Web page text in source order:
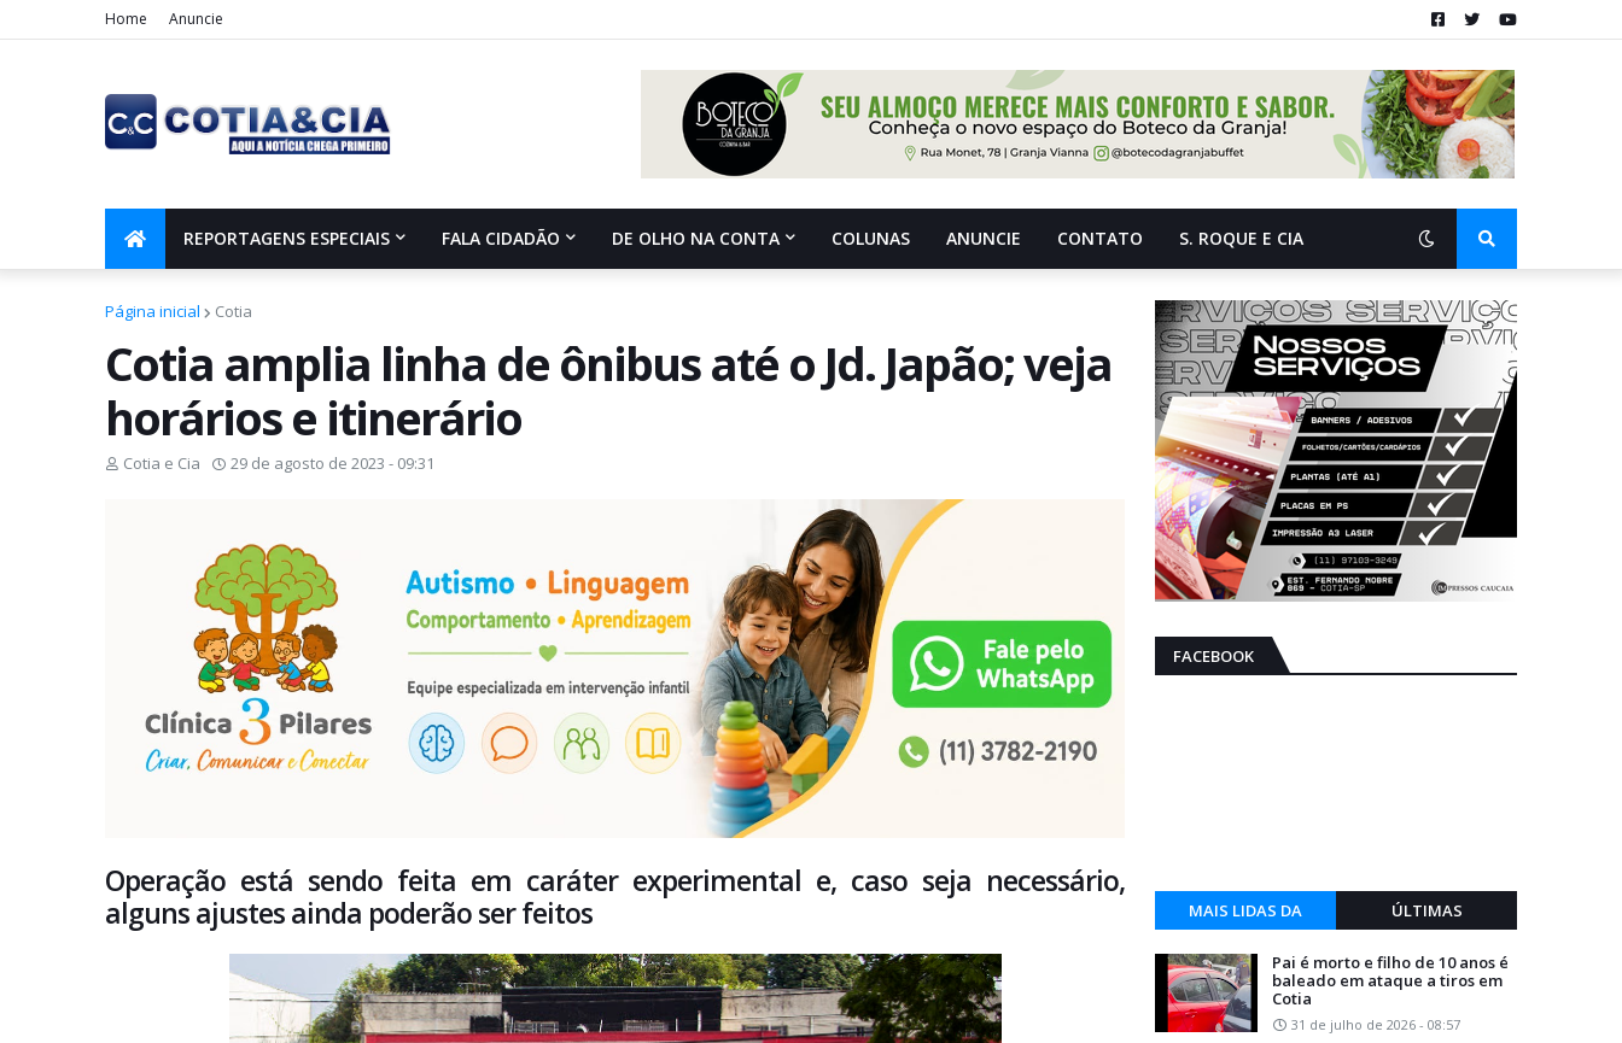
Home Anuncie
REPORTAGENS ESPECIAIS FALA CIDADÃO DE OLHO NA CONTA COLUNAS ANUNCIE CONTATO S. ROQUE E CIA
Página inicial Cotia
Cotia amplia linha de ônibus até o Jd. Japão; veja
horários e itinerário
Cotia e Cia 29 de agosto de 2023 - 09:31
Operação está sendo feita em caráter experimental e, caso seja necessário,
alguns ajustes ainda poderão ser feitos
FACEBOOK
MAIS LIDAS DA
SEMANA
ÚLTIMAS
Pai é morto e filho de 10 anos é
baleado em ataque a tiros em
Cotia
31 de julho de 2026 - 08:57